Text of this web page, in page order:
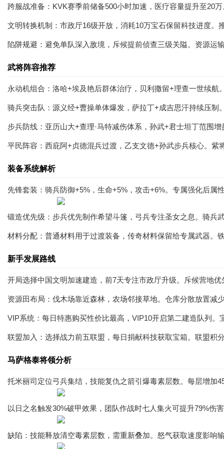
跨服战准备：KVK赛季前储备500小时加速，医疗容量提升至20
文明转换机制：市政厅16级开放，消耗10万宝石保留科技进度。
陷阱规避：避免单队深入敌境，斥候提前侦查三级关隘。资源运
武将阵容推荐
永动机组合：洛哈+埃及艳后群体治疗，贝利撒留+理查一世续航
骑兵突击队：源义经+曹操单体爆发，萨拉丁+成吉思汗持续压制
步兵防线：亚历山大+查理·马特减伤体系，孙武+君士坦丁范围
平民阵容：西庇阿+贞德混兵过渡，乙支文德+孙武步兵核心。紫
装备系统解析
先锋套装：骑兵防御+5%，生命+5%，攻击+6%。专属强化后属
锻造优先级：步兵优先制作希望斗篷，弓兵专注圣女之息。骑兵
材料分配：普通材料用于过渡装备，传奇材料保留给专属武器。
新手发展路线
开局选择中国文明加速建造，前7天专注市政厅升级。斥候营地
资源田布局：伐木场靠近森林，农场邻接草地。仓库分散放置减
VIP系统：每日特惠购买性价比最高，VIP10开启第二建造队列。
联盟加入：选择战力前五联盟，每日捐献科技获取宝箱。联盟积
马萨格泰将领分析
托米丽司定位弓兵集结，技能复仇之箭引爆毒素层数。每层增加
以日之名触发30%破甲效果，团队作战时七人集火可提升79%伤
缺陷：技能释放清空毒素层数，需重新叠加。怒气获取速度影响